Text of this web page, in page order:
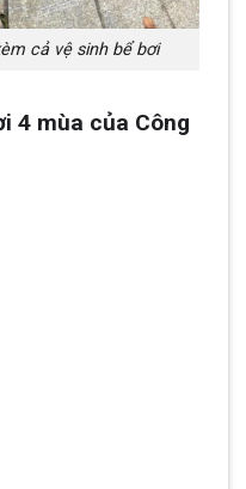
cả vệ sinh bể bơi
4 mùa của Công